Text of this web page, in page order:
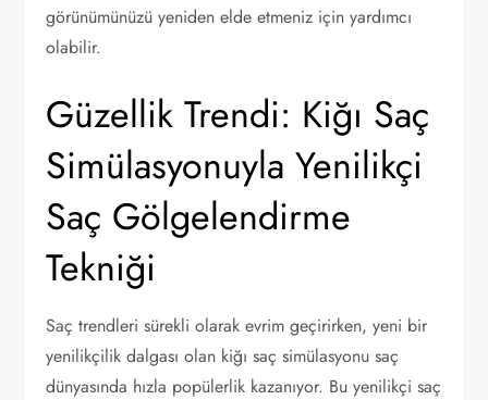
görünümünüzü yeniden elde etmeniz için yardımcı
olabilir.
Güzellik Trendi: Kiğı Saç
Simülasyonuyla Yenilikçi
Saç Gölgelendirme
Tekniği
Saç trendleri sürekli olarak evrim geçirirken, yeni bir
yenilikçilik dalgası olan kiğı saç simülasyonu saç
dünyasında hızla popülerlik kazanıyor. Bu yenilikçi saç